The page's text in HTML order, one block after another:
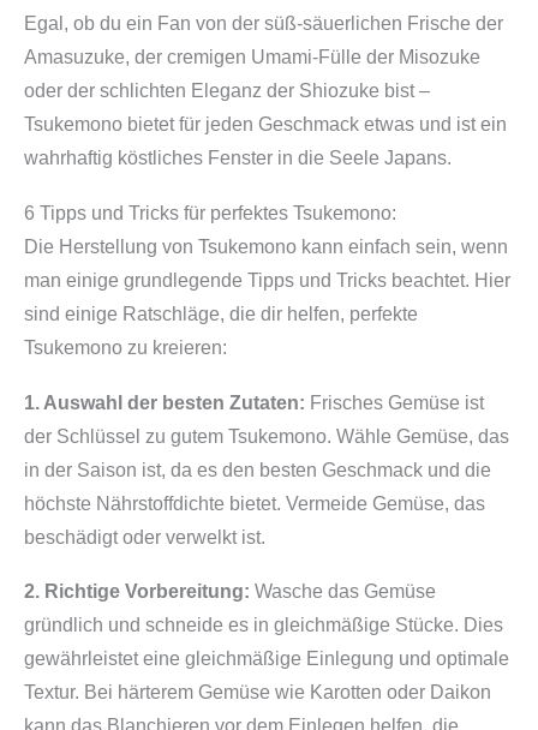
Egal, ob du ein Fan von der süß-säuerlichen Frische der
Amasuzuke, der cremigen Umami-Fülle der Misozuke
oder der schlichten Eleganz der Shiozuke bist –
Tsukemono bietet für jeden Geschmack etwas und ist ein
wahrhaftig köstliches Fenster in die Seele Japans.
6 Tipps und Tricks für perfektes Tsukemono:
Die Herstellung von Tsukemono kann einfach sein, wenn
man einige grundlegende Tipps und Tricks beachtet. Hier
sind einige Ratschläge, die dir helfen, perfekte
Tsukemono zu kreieren:
1. Auswahl der besten Zutaten: Frisches Gemüse ist
der Schlüssel zu gutem Tsukemono. Wähle Gemüse, das
in der Saison ist, da es den besten Geschmack und die
höchste Nährstoffdichte bietet. Vermeide Gemüse, das
beschädigt oder verwelkt ist.
2. Richtige Vorbereitung: Wasche das Gemüse
gründlich und schneide es in gleichmäßige Stücke. Dies
gewährleistet eine gleichmäßige Einlegung und optimale
Textur. Bei härterem Gemüse wie Karotten oder Daikon